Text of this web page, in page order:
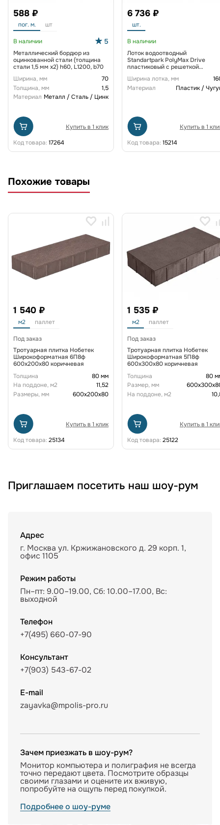
588 ₽
пог. м. шт
В наличии 5
Металлический бордюр из
оцинкованной стали (толщина
стали 1,5 мм x2) h60, L1200, b70
Ширина, мм
70
Толщина, мм
1,5
Материал Металл / Сталь / Цинк
Купить в 1 клик
Код товара: 17264
6 736 ₽
шт.
В наличии
Лоток водоотводный
Standartpark PolyMax Drive
пластиковый с решеткой
(комплект) 0805034-М
Ширина лотка, мм
Материал
Пластик /
Купить в 1
Код товара: 15214
Похожие товары
1 540 ₽
м2 паллет
Под заказ
Тротуарная плитка Нобетек
Широкоформатная 6П8ф
600x200x80 коричневая
Толщина
80 мм
На поддоне, м2
11,52
Размеры, мм
600х200х80
Купить в 1 клик
Код товара: 25134
1 535 ₽
м2 паллет
Под заказ
Тротуарная плитка Нобетек
Широкоформатная 5П8ф
600x300x80 коричневая
Толщина
80
Размер, мм
На поддоне, м2
Купить в 1
Код товара: 25122
Приглашаем посетить наш шоу-рум
Адрес
г. Москва ул. Кржижановского д. 29 корп. 1,
офис 1105
Режим работы
Пн–пт: 9.00–19.00, Сб: 10.00–17.00, Вс:
выходной
Телефон
+7(495) 660-07-90
Консультант
+7(903) 543-67-02
E-mail
zayavka@mpolis-pro.ru
Зачем приезжать в шоу-рум?
Монитор компьютера и полиграфия не всегда
точно передают цвета. Посмотрите образцы
своими глазами и оцените их вживую,
попробуйте на ощупь перед покупкой.
Подробнее о шоу-руме